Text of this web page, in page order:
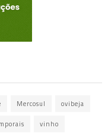
Mercosul ovibeja
vinho